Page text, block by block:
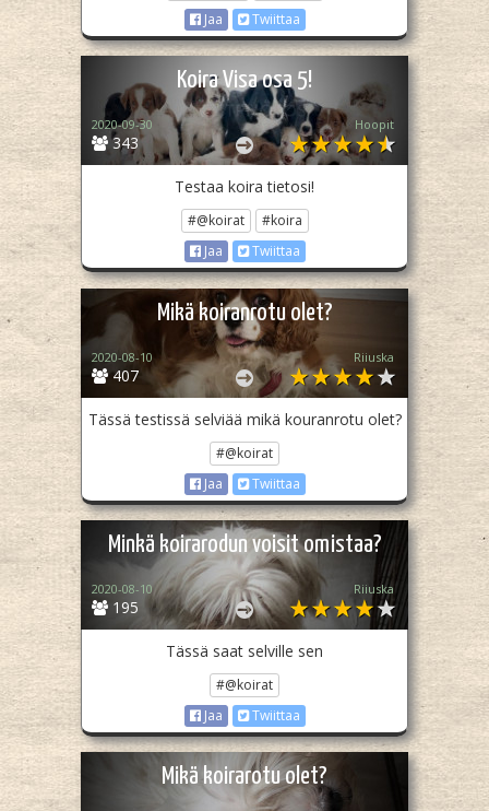
Jaa
Twiittaa
Koira Visa osa 5!
343
2020-09-30 Hoopit
Testaa koira tietosi!
#@koirat
#koira
Jaa
Twiittaa
Mikä koiranrotu olet?
407
2020-08-10 Riiuska
Tässä testissä selviää mikä kouranrotu olet?
#@koirat
Jaa
Twiittaa
Minkä koirarodun voisit omistaa?
195
2020-08-10 Riiuska
Tässä saat selville sen
#@koirat
Jaa
Twiittaa
Mikä koirarotu olet?